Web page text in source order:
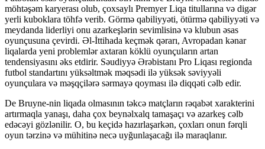
möhtəşəm karyerası olub, çoxsaylı Premyer Liqa titullarına və digər
yerli kuboklara töhfə verib. Görmə qabiliyyəti, ötürmə qabiliyyəti və
meydanda liderliyi onu azarkeşlərin sevimlisinə və klubun əsas
oyunçusuna çevirdi. Əl-İttihada keçmək qərarı, Avropadan kənar
liqalarda yeni problemlər axtaran köklü oyunçuların artan
tendensiyasını əks etdirir. Səudiyyə Ərəbistanı Pro Liqası regionda
futbol standartını yüksəltmək məqsədi ilə yüksək səviyyəli
oyunçulara və məşqçilərə sərmayə qoyması ilə diqqəti cəlb edir.
De Bruyne-nin liqada olmasının təkcə matçların rəqabət xarakterini
artırmaqla yanaşı, daha çox beynəlxalq tamaşaçı və azarkeş cəlb
edəcəyi gözlənilir. O, bu keçidə hazırlaşarkən, çoxları onun fərqli
oyun tərzinə və mühitinə necə uyğunlaşacağı ilə maraqlanır.